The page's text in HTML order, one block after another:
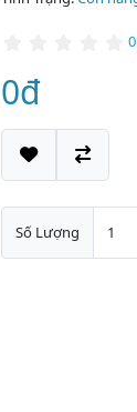
0đ
Số Lượng